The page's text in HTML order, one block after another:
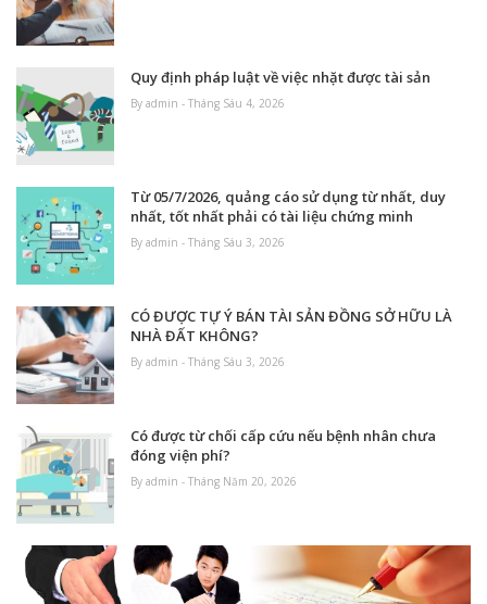
Quy định pháp luật về việc nhặt được tài sản
By admin - Tháng Sáu 4, 2026
Từ 05/7/2026, quảng cáo sử dụng từ nhất, duy
nhất, tốt nhất phải có tài liệu chứng minh
By admin - Tháng Sáu 3, 2026
CÓ ĐƯỢC TỰ Ý BÁN TÀI SẢN ĐỒNG SỞ HỮU LÀ
NHÀ ĐẤT KHÔNG?
By admin - Tháng Sáu 3, 2026
Có được từ chối cấp cứu nếu bệnh nhân chưa
đóng viện phí?
By admin - Tháng Năm 20, 2026